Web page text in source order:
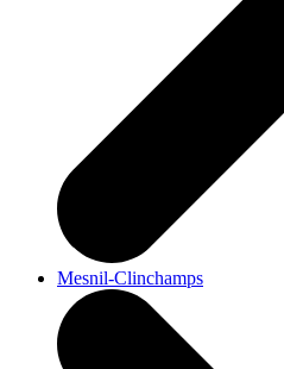
Mesnil-Clinchamps